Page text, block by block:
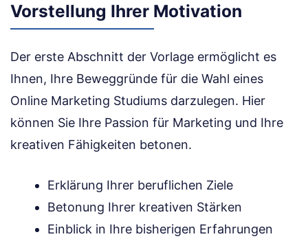
Vorstellung Ihrer Motivation
Der erste Abschnitt der Vorlage ermöglicht es
Ihnen, Ihre Beweggründe für die Wahl eines
Online Marketing Studiums darzulegen. Hier
können Sie Ihre Passion für Marketing und Ihre
kreativen Fähigkeiten betonen.
Erklärung Ihrer beruflichen Ziele
Betonung Ihrer kreativen Stärken
Einblick in Ihre bisherigen Erfahrungen